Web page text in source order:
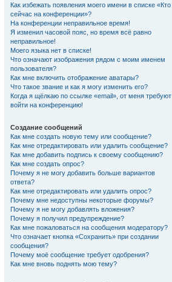
Как избежать появления моего имени в списке «Кто
сейчас на конференции»?
На конференции неправильное время!
Я изменил часовой пояс, но время всё равно
неправильное!
Моего языка нет в списке!
Что означают изображения рядом с моим именем
пользователя?
Как мне включить отображение аватары?
Что такое звание и как я могу изменить его?
Когда я щёлкаю по ссылке «email», от меня требуют
войти на конференцию!
Создание сообщений
Как мне создать новую тему или сообщение?
Как мне отредактировать или удалить сообщение?
Как мне добавить подпись к своему сообщению?
Как мне создать опрос?
Почему я не могу добавить больше вариантов
ответа?
Как мне отредактировать или удалить опрос?
Почему мне недоступны некоторые форумы?
Почему я не могу добавлять вложения?
Почему я получил предупреждение?
Как мне пожаловаться на сообщения модератору?
Что означает кнопка «Сохранить» при создании
сообщения?
Почему моё сообщение требует одобрения?
Как мне вновь поднять мою тему?